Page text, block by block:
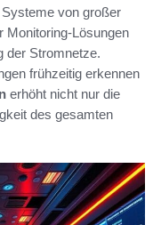
von großer
Monitoring-Lösungen
der Stromnetze.
frühzeitig erkennen
erhöht nicht nur die
des gesamten